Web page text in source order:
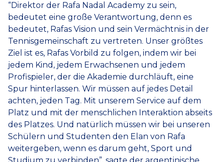
“Direktor der Rafa Nadal Academy zu sein,
bedeutet eine große Verantwortung, denn es
bedeutet, Rafas Vision und sein Vermächtnis in der
Tennisgemeinschaft zu vertreten. Unser größtes
Ziel ist es, Rafas Vorbild zu folgen, indem wir bei
jedem Kind, jedem Erwachsenen und jedem
Profispieler, der die Akademie durchläuft, eine
Spur hinterlassen. Wir müssen auf jedes Detail
achten, jeden Tag. Mit unserem Service auf dem
Platz und mit der menschlichen Interaktion abseits
des Platzes. Und natürlich müssen wir bei unseren
Schülern und Studenten den Elan von Rafa
weitergeben, wenn es darum geht, Sport und